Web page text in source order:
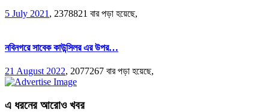
5 July 2021 , 2378821 বার পড়া হয়েছে,
নবিনগরে সাবেক কাউন্সিলর এর উপর…
21 August 2022, 2077267 বার পড়া হয়েছে,
এ ধরনের আরোও খবর